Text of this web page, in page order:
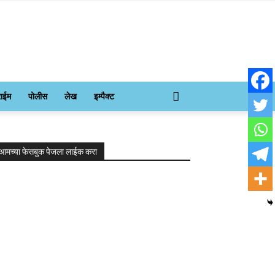
पोलीस लेख इम्पैक्ट
फेसबुक पेजला लाईक करा